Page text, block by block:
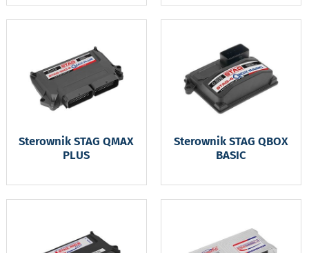
Sterownik STAG QMAX
PLUS
Sterownik STAG QBOX
BASIC